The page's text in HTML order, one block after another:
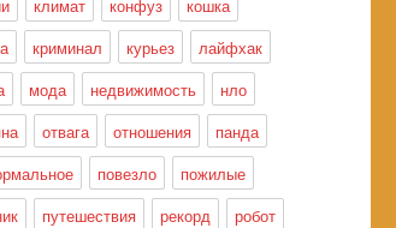
климат конфуз
кошка
криминал курьез
лайфхак
мода недвижимость
нло
отвага отношения
панда
повезло
пожилые
путешествия рекорд
робот